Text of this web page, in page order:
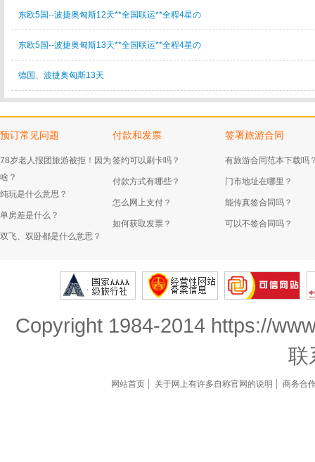
东欧5国--波捷奥匈斯12天**全国联运**全程4星の
东欧5国--波捷奥匈斯13天**全国联运**全程4星の
德国、波捷奥匈斯13天
预订常见问题
78岁老人报团旅游被拒！因为
啥？
纯玩是什么意思？
单房差是什么？
双飞、双卧都是什么意思？
付款和发票
签约可以刷卡吗？
付款方式有哪些？
怎么网上支付？
如何获取发票？
签署旅游合同
有旅游合同范本下载吗
门市地址在哪里？
能传真签合同吗？
可以不签合同吗？
Copyright 1984-2014 https://
联
网站首页 关于网上有许多自称官网的说明 商务合